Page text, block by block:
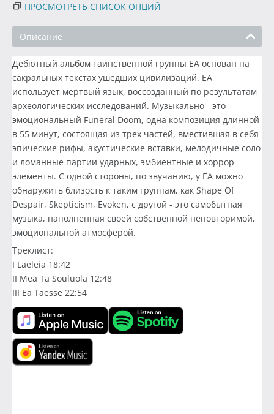
ПРОСМОТРЕТЬ СПИСОК ОПЦИЙ
Описание
Дебютный альбом таинственной группы EA основан на
сакральных текстах ушедших цивилизаций. EA
использует мёртвый язык, воссозданный по результатам
археологических исследований. Музыкально - это
эмоциональный Funeral Doom, одна композиция длинной
в 55 минут, состоящая из трех частей, вместившая в себя
эпические рифы, акустические вставки, мелодичные соло
и ломанные партии ударных, эмбиентные и хоррор
элементы. С одной стороны, по звучанию, у EA можно
обнаружить близость к таким группам, как Shape Of
Despair, Skepticism, Evoken, с другой - это самобытная
музыка, наполненная своей собственной неповторимой,
эмоциональной атмосферой.
Треклист:
I Laeleia 18:42
II Mea Ta Souluola 12:48
III Ea Taesse 22:54